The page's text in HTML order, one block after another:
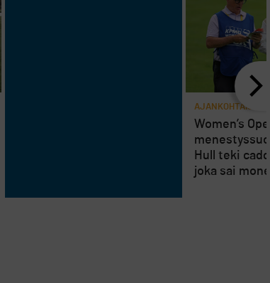
AJANKOHTAISTA
Women’s
Hull teki
joka sai